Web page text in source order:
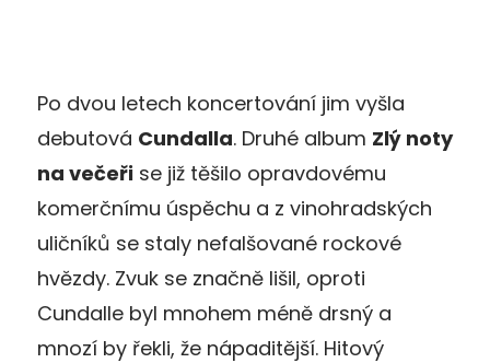
Po dvou letech koncertování jim vyšla
debutová Cundalla. Druhé album Zlý noty
na večeři se již těšilo opravdovému
komerčnímu úspěchu a z vinohradských
uličníků se staly nefalšované rockové
hvězdy. Zvuk se značně lišil, oproti
Cundalle byl mnohem méně drsný a
mnozí by řekli, že nápaditější. Hitový